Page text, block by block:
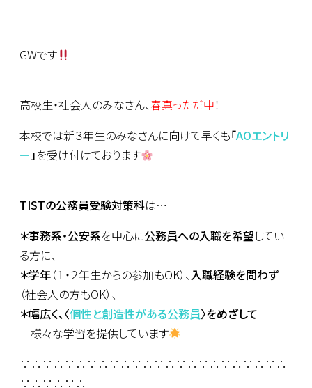
GWです
高校生・社会人のみなさん、春真っただ中！
本校では新３年生のみなさんに向けて早くも「AOエントリ
ー」を受け付けております
TISTの公務員受験対策科は…
＊事務系・公安系を中心に公務員への入職を希望してい
る方に、
＊学年（１・２年生からの参加もOK）、入職経験を問わず
（社会人の方もOK）、
＊幅広く、〈個性と創造性がある公務員〉をめざして
様々な学習を提供しています
∵∴∵∴∵∴∵∴∵∴∵∴∵∴∵∴∵∴∵∴∵∴∵∴
∵∴∵∴∵∴